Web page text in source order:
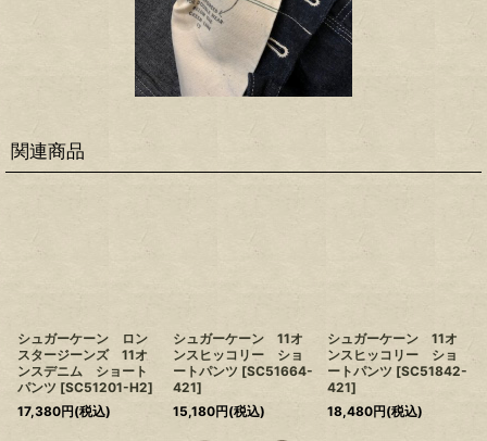
関連商品
シュガーケーン ロン
スタージーンズ 11オ
ンスデニム ショート
パンツ [SC51201-H2]
17,380円(税込)
シュガーケーン 11オ
ンスヒッコリー ショ
ートパンツ [SC51664-
421]
15,180円(税込)
シュガーケーン 11オ
ンスヒッコリー ショ
ートパンツ [SC51842-
421]
18,480円(税込)